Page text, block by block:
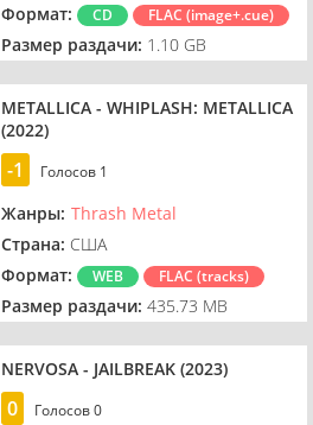
Формат:
CD FLAC (image+.cue)
Размер раздачи: 1.10 GB
METALLICA - WHIPLASH: METALLICA
(2022)
-1 Голосов 1
Жанры: Thrash Metal
Страна: США
Формат:
WEB FLAC (tracks)
Размер раздачи: 435.73 MB
NERVOSA - JAILBREAK (2023)
0 Голосов0